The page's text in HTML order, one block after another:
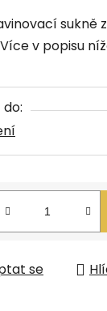
sukně
v popisu
se